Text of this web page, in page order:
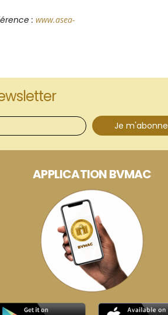
: www.asea-
Je m'abonne
APPLICATION BVMAC